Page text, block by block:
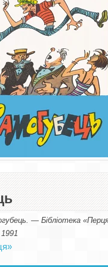
— Бібліотека